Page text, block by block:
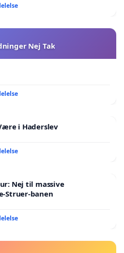
Nej Tak
i Haderslev
Nej til massive
Struer-banen